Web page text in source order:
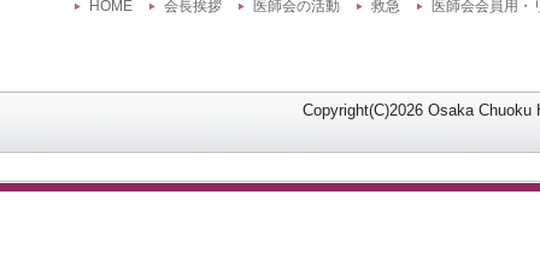
HOME 会長挨拶 医師会の活動 救急 医師会会員用・
Copyright(C)2026 Osaka